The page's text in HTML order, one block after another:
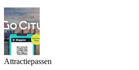
Attractiepassen